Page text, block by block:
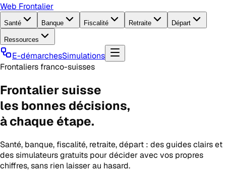
Web Frontalier
Santé Banque Fiscalité Retraite Départ
Ressources
E-démarchesSimulations
Frontaliers franco-suisses
Frontalier suisse
les bonnes décisions,
à chaque étape.
Santé, banque, fiscalité, retraite, départ : des guides clairs et
des simulateurs gratuits pour décider avec vos propres
chiffres, sans rien laisser au hasard.